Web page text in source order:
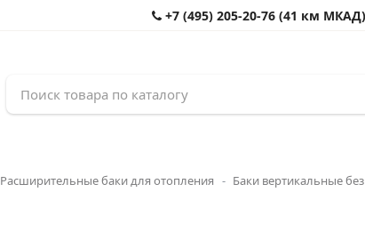
+7 (495) 205-20-76 (41 км МКАД)
Расширительные баки для отопления
Баки вертикальные